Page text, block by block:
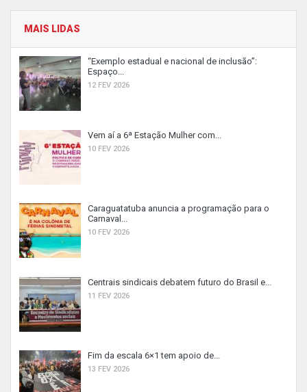
MAIS LIDAS
“Exemplo estadual e nacional de inclusão”:
Espaço...
12 FEV 2026
Vem aí a 6ª Estação Mulher com...
10 FEV 2026
Caraguatatuba anuncia a programação para o
Carnaval...
10 FEV 2026
Centrais sindicais debatem futuro do Brasil e...
11 FEV 2026
Fim da escala 6×1 tem apoio de...
13 FEV 2026